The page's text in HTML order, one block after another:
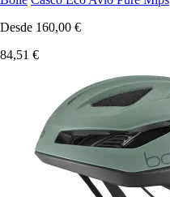
Desde 160,00 €
84,51 €